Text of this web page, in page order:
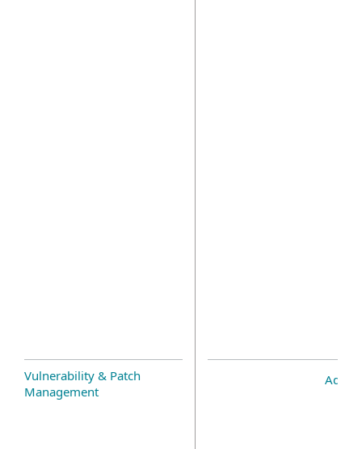
Vulnerability & Patch
Management
Add-